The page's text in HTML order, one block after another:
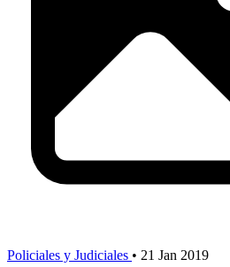
Policiales y Judiciales • 21 Jan 2019